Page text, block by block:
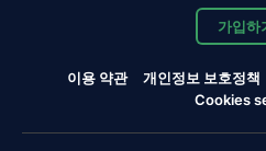
가입하
이용 약관 개인정보 보호정책
Cookies